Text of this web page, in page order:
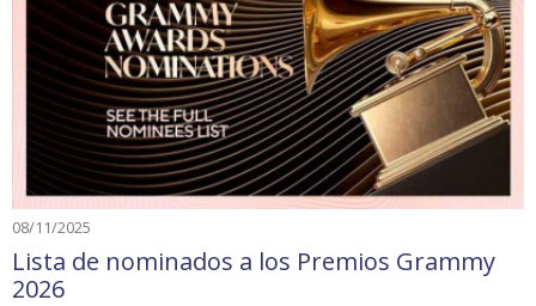
08/11/2025
Lista de nominados a los Premios Grammy
2026